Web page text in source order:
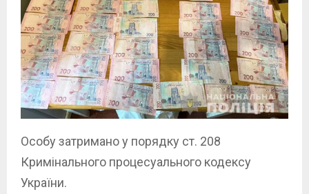
Особу затримано у порядку ст. 208
Кримінального процесуального кодексу
України.